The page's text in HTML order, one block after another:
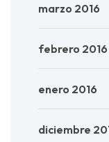
marzo 2016
febrero 2016
enero 2016
diciembre